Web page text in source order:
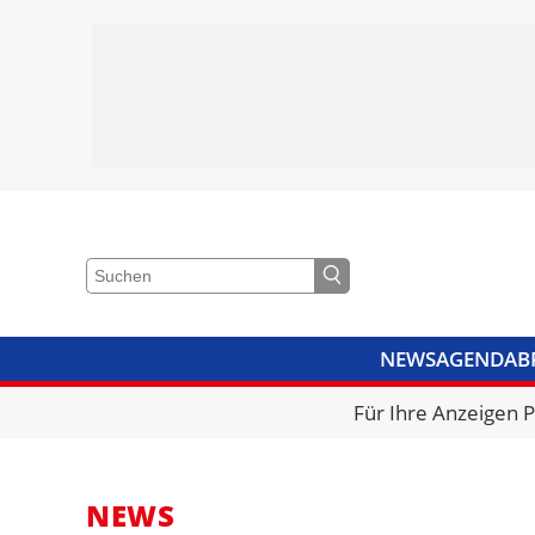
NEWSAGENDA
VIDEOSBIBLIOTHEK
Für Ihre Anzeigen
NEWS